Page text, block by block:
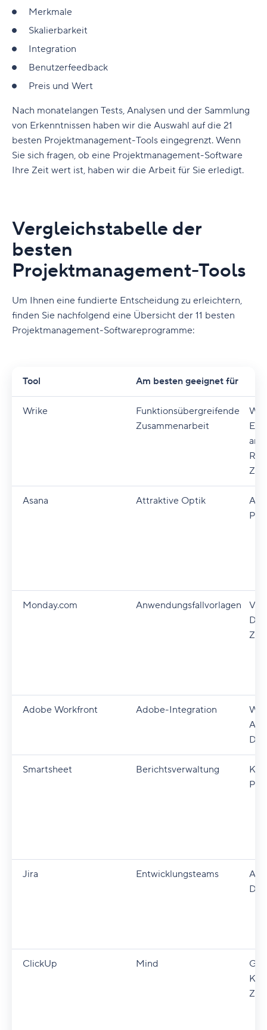
Merkmale
Skalierbarkeit
Integration
Benutzerfeedback
Preis und Wert
Nach monatelangen Tests, Analysen und der Sammlung
von Erkenntnissen haben wir die Auswahl auf die 21
besten Projektmanagement-Tools eingegrenzt. Wenn
Sie sich fragen, ob eine Projektmanagement-Software
Ihre Zeit wert ist, haben wir die Arbeit für Sie erledigt.
Vergleichstabelle der
besten
Projektmanagement-Tools
Um Ihnen eine fundierte Entscheidung zu erleichtern,
finden Sie nachfolgend eine Übersicht der 11 besten
Projektmanagement-Softwareprogramme:
Tool Am besten geeignet für
Wrike
Funktionsübergreifende
Zusammenarbeit
Asana Attraktive Optik
Monday.com Anwendungsfallvorlagen
Adobe Workfront Adobe-Integration
Smartsheet Berichtsverwaltung
Jira Entwicklungsteams
ClickUp Mind